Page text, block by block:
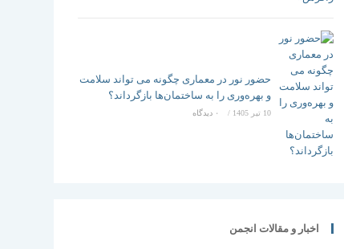
حضور نور در معماری چگونه می تواند سلامت
و بهره‌وری را به ساختمان‌ها بازگرداند؟
10 تیر 1405 / ۰ دیدگاه
اخبار و مقالات انجمن